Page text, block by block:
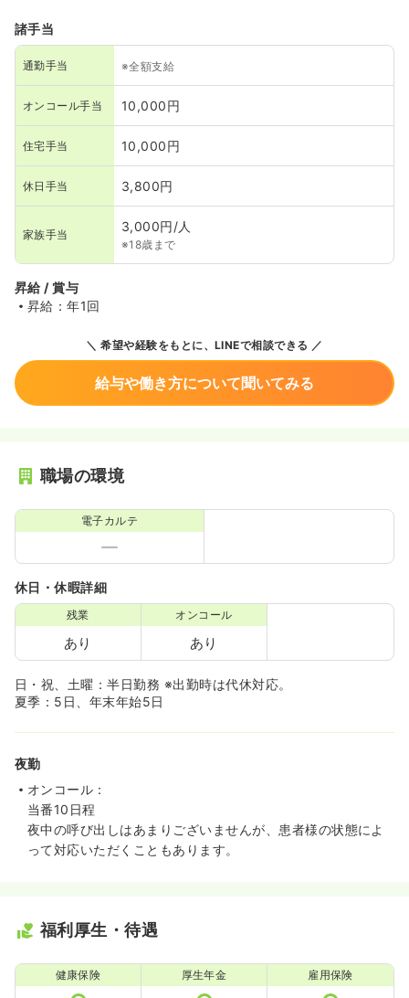
諸手当
通勤手当 ※全額支給
オンコール手当 10,000円
住宅手当 10,000円
休日手当 3,800円
家族手当
3,000円/人
※18歳まで
昇給 / 賞与
昇給：年1回
希望や経験をもとに、LINEで相談できる
給与や働き方について聞いてみる
職場の環境
電子カルテ
休日・休暇詳細
残業
あり
オンコール
あり
日・祝、土曜：半日勤務 ※出勤時は代休対応。
夏季：5日、年末年始5日
夜勤
オンコール：
当番10日程
夜中の呼び出しはあまりございませんが、患者様の状態によ
って対応いただくこともあります。
福利厚生・待遇
健康保険 厚生年金 雇用保険